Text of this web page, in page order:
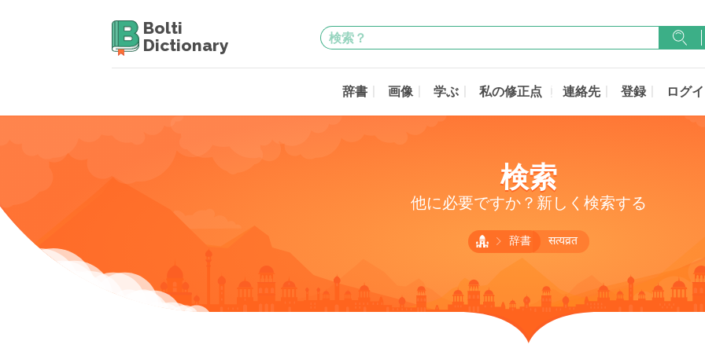
Bolti
Dictionary
辞書 画像 学ぶ 私の修正点 連絡先 登録 ログ
検索
他に必要ですか？新しく検索する
辞書 सत्यव्रत